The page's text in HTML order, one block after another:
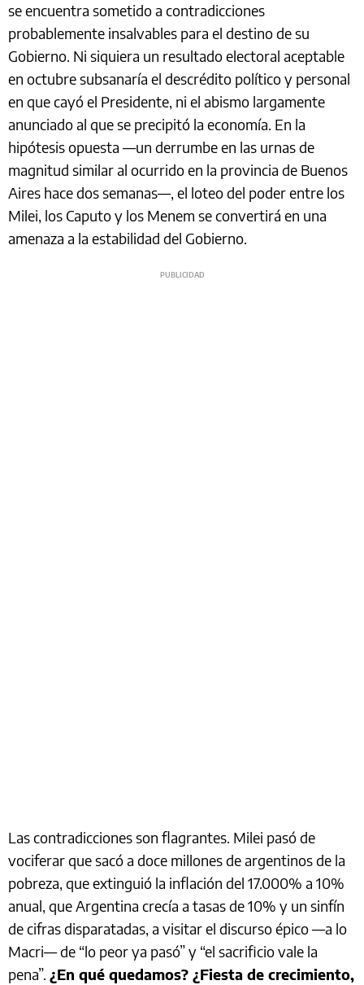
se encuentra sometido a contradicciones
probablemente insalvables para el destino de su
Gobierno. Ni siquiera un resultado electoral aceptable
en octubre subsanaría el descrédito político y personal
en que cayó el Presidente, ni el abismo largamente
anunciado al que se precipitó la economía. En la
hipótesis opuesta —un derrumbe en las urnas de
magnitud similar al ocurrido en la provincia de Buenos
Aires hace dos semanas—, el loteo del poder entre los
Milei, los Caputo y los Menem se convertirá en una
amenaza a la estabilidad del Gobierno.
Las contradicciones son flagrantes. Milei pasó de
vociferar que sacó a doce millones de argentinos de la
pobreza, que extinguió la inflación del 17.000% a 10%
anual, que Argentina crecía a tasas de 10% y un sinfín
de cifras disparatadas, a visitar el discurso épico —a lo
Macri— de “lo peor ya pasó” y “el sacrificio vale la
pena”. ¿En qué quedamos? ¿Fiesta de crecimiento,